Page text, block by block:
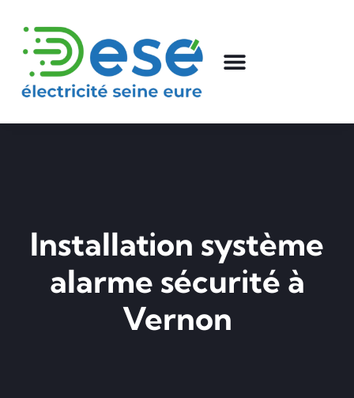
Installation système
alarme sécurité à
Vernon